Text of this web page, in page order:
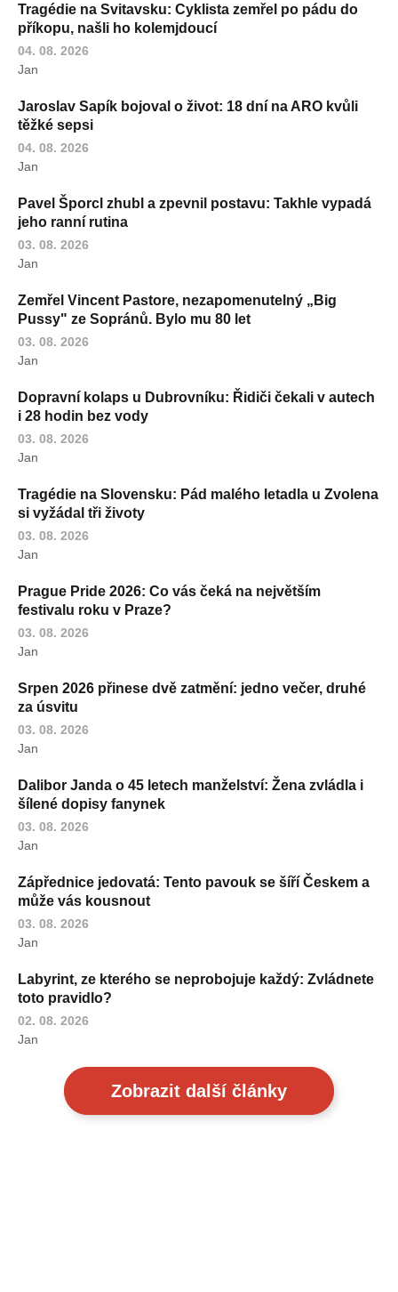
Tragédie na Svitavsku: Cyklista zemřel po pádu do
příkopu, našli ho kolemjdoucí
04. 08. 2026
Jan
Jaroslav Sapík bojoval o život: 18 dní na ARO kvůli
těžké sepsi
04. 08. 2026
Jan
Pavel Šporcl zhubl a zpevnil postavu: Takhle vypadá
jeho ranní rutina
03. 08. 2026
Jan
Zemřel Vincent Pastore, nezapomenutelný „Big
Pussy" ze Sopránů. Bylo mu 80 let
03. 08. 2026
Jan
Dopravní kolaps u Dubrovníku: Řidiči čekali v autech
i 28 hodin bez vody
03. 08. 2026
Jan
Tragédie na Slovensku: Pád malého letadla u Zvolena
si vyžádal tři životy
03. 08. 2026
Jan
Prague Pride 2026: Co vás čeká na největším
festivalu roku v Praze?
03. 08. 2026
Jan
Srpen 2026 přinese dvě zatmění: jedno večer, druhé
za úsvitu
03. 08. 2026
Jan
Dalibor Janda o 45 letech manželství: Žena zvládla i
šílené dopisy fanynek
03. 08. 2026
Jan
Zápřednice jedovatá: Tento pavouk se šíří Českem a
může vás kousnout
03. 08. 2026
Jan
Labyrint, ze kterého se neprobojuje každý: Zvládnete
toto pravidlo?
02. 08. 2026
Jan
Zobrazit další články